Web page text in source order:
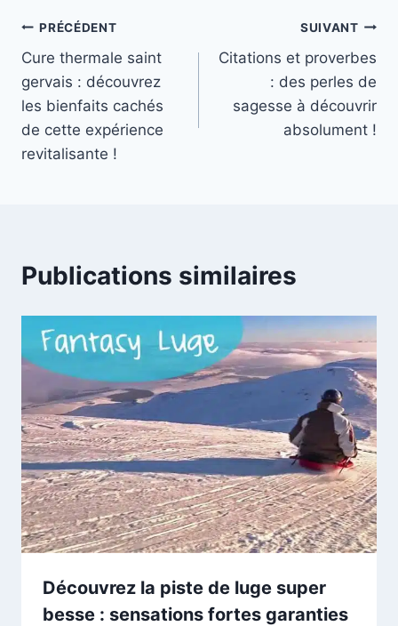
Navigation
de
l’article
PRÉCÉDENT
Cure thermale saint
gervais : découvrez
les bienfaits cachés
de cette expérience
revitalisante !
SUIVANT
Citations et proverbes
: des perles de
sagesse à découvrir
absolument !
Publications similaires
Découvrez la piste de luge super
besse : sensations fortes garanties